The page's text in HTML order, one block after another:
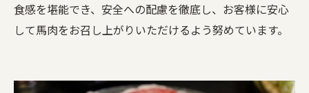
食感を堪能でき、安全への配慮を徹底し、お客様に安心
して馬肉をお召し上がりいただけるよう努めています。